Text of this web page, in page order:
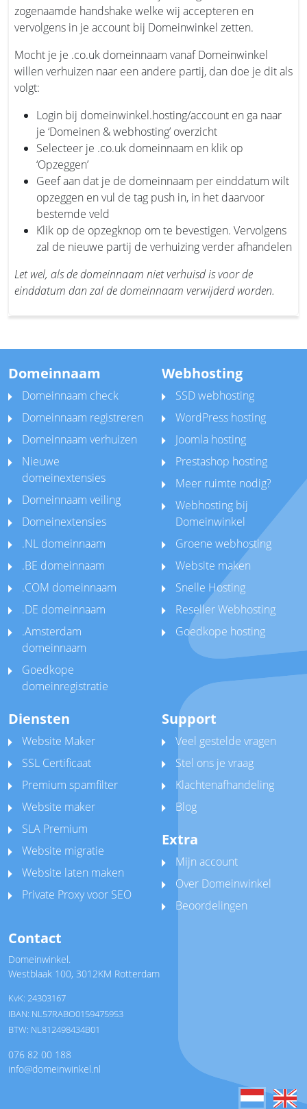
zogenaamde handshake welke wij accepteren en
vervolgens in je account bij Domeinwinkel zetten.
Mocht je je .co.uk domeinnaam vanaf Domeinwinkel
willen verhuizen naar een andere partij, dan doe je dit als
volgt:
Login bij domeinwinkel.hosting/account en ga naar
je ‘Domeinen & webhosting’ overzicht
Selecteer je .co.uk domeinnaam en klik op
‘Opzeggen’
Geef aan dat je de domeinnaam per einddatum wilt
opzeggen en vul de tag push in, in het daarvoor
bestemde veld
Klik op de opzegknop om te bevestigen. Vervolgens
zal de nieuwe partij de verhuizing verder afhandelen
Let wel, als de domeinnaam niet verhuisd is voor de
einddatum dan zal de domeinnaam verwijderd worden.
Domeinnaam
Domeinnaam check
Domeinnaam registreren
Domeinnaam verhuizen
Nieuwe
domeinextensies
Domeinnaam veiling
Domeinextensies
.NL domeinnaam
.BE domeinnaam
.COM domeinnaam
.DE domeinnaam
.Amsterdam
domeinnaam
Goedkope
domeinregistratie
Webhosting
SSD webhosting
WordPress hosting
Joomla hosting
Prestashop hosting
Meer ruimte nodig?
Webhosting bij
Domeinwinkel
Groene webhosting
Website maken
Snelle Hosting
Reseller Webhosting
Goedkope hosting
Diensten
Website Maker
SSL Certificaat
Premium spamfilter
Website maker
SLA Premium
Website migratie
Website laten maken
Private Proxy voor SEO
Support
Veel gestelde vragen
Stel ons je vraag
Klachtenafhandeling
Blog
Extra
Mijn account
Over Domeinwinkel
Beoordelingen
Contact
Domeinwinkel.
Westblaak 100, 3012KM Rotterdam
KvK: 24303167
IBAN: NL57RABO0159475953
BTW: NL812498434B01
076 82 00 188
info@domeinwinkel.nl